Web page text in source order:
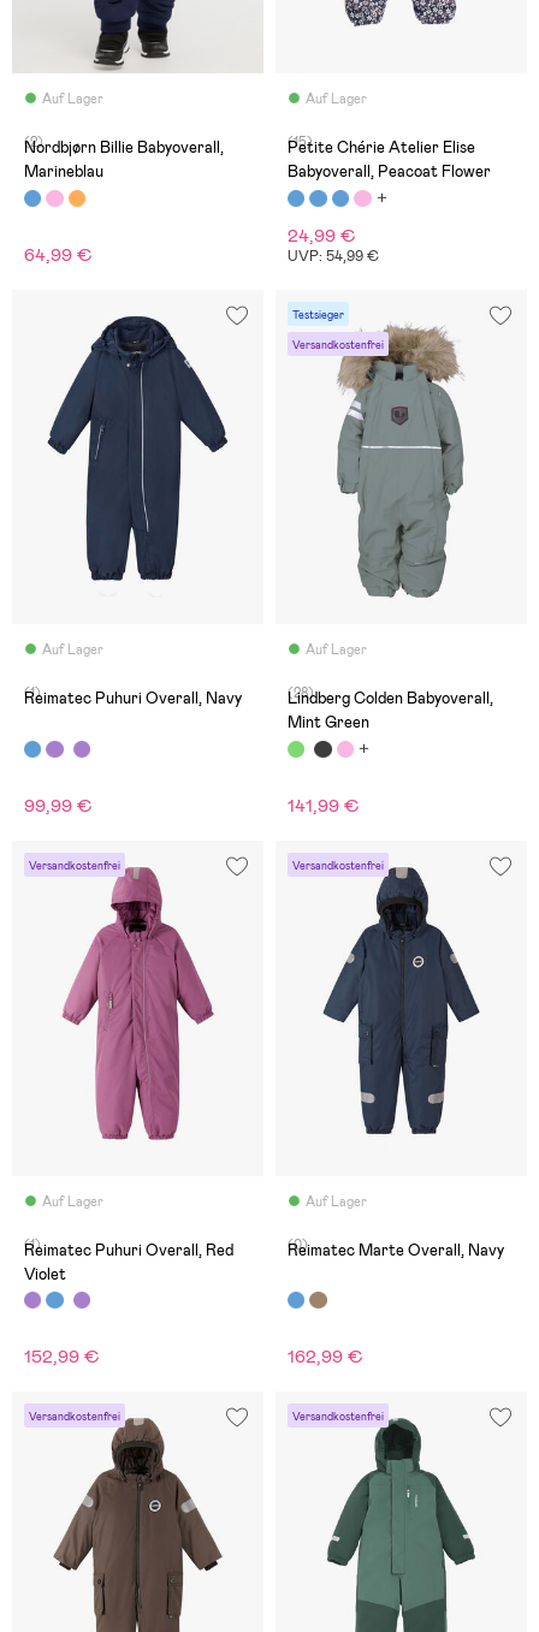
Auf Lager
(2)
Nordbjørn Billie Babyoverall,
Marineblau
64,99 €
Auf Lager
(15)
Petite Chérie Atelier Elise
Babyoverall, Peacoat Flower
24,99 €
UVP: 54,99 €
Auf Lager
(1)
Reimatec Puhuri Overall, Navy
99,99 €
Testsieger
Versandkostenfrei
Auf Lager
(28)
Lindberg Colden Babyoverall,
Mint Green
141,99 €
Versandkostenfrei
Auf Lager
(1)
Reimatec Puhuri Overall, Red
Violet
152,99 €
Versandkostenfrei
Auf Lager
(0)
Reimatec Marte Overall, Navy
162,99 €
Versandkostenfrei Versandkostenfrei